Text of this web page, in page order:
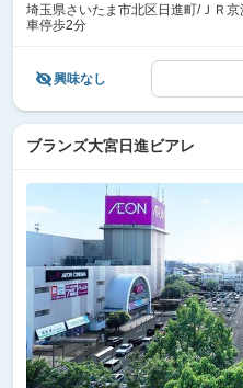
埼玉県さいたま市北区日進町/ＪＲ
車停歩2分
興味なし
ブランズ大宮日進ビアレ